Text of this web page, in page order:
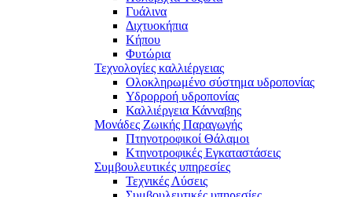
Γυάλινα
Διχτυοκήπια
Κήπου
Φυτώρια
Τεχνολογίες καλλιέργειας
Ολοκληρωμένο σύστημα υδροπονίας
Υδρορροή υδροπονίας
Καλλιέργεια Κάνναβης
Μονάδες Ζωικής Παραγωγής
Πτηνοτροφικοί Θάλαμοι
Κτηνοτροφικές Εγκαταστάσεις
Συμβουλευτικές υπηρεσίες
Τεχνικές Λύσεις